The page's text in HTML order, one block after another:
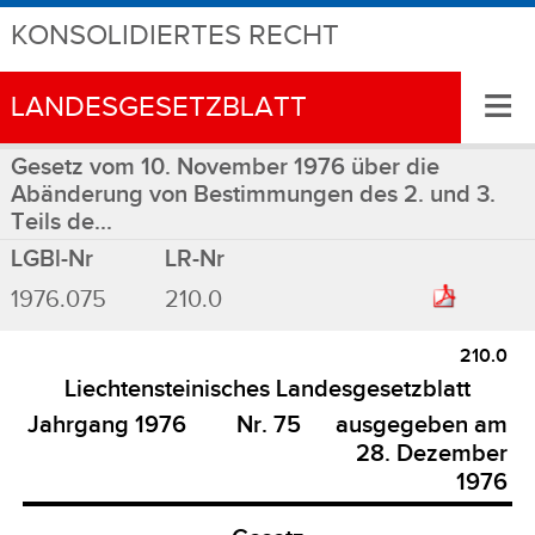
KONSOLIDIERTES RECHT
LANDESGESETZBLATT ≡
Gesetz vom 10. November 1976 über die
Abänderung von Bestimmungen des 2. und 3.
Teils de...
LGBl-Nr
LR-Nr
1976.075
210.0